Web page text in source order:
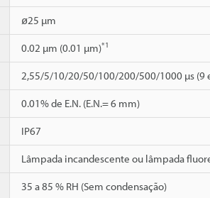
ø25 µm
0.02 µm (0.01 µm)*1
2,55/5/10/20/50/100/200/500/1000 µs (9
0.01% de E.N. (E.N.= 6 mm)
IP67
Lâmpada incandescente ou lâmpada
35 a 85 % RH (Sem condensação)